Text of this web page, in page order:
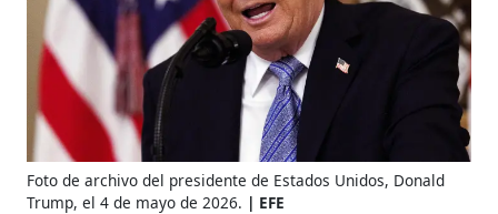
Foto de archivo del presidente de Estados Unidos, Donald
Trump, el 4 de mayo de 2026.
EFE